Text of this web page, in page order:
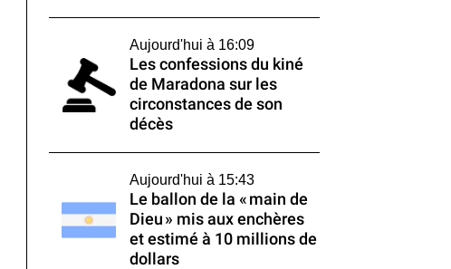
Aujourd'hui à 16:09
Les confessions du kiné
de Maradona sur les
circonstances de son
décès
Aujourd'hui à 15:43
Le ballon de la « main de
Dieu » mis aux enchères
et estimé à 10 millions de
dollars